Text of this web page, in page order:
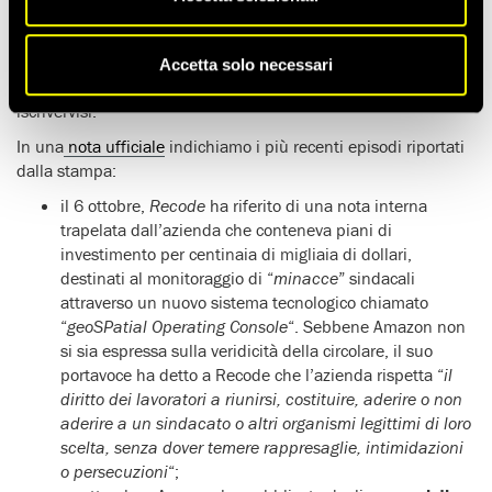
Accetta solo necessari
sindacale, ha chiesto all’azienda di e-commerce, in occasione
Amazon Prime Dayiniziato ieri, dirispettare i diritti dei
iscrivervisi.
In una nota ufficiale indichiamo i più recenti episodi riportati
dalla stampa:
il 6 ottobre, Recode ha riferito di una nota interna
trapelata dall’azienda che conteneva piani di
investimento per centinaia di migliaia di dollari,
destinati al monitoraggio di “minacce” sindacali
attraverso un nuovo sistema tecnologico chiamato
“geoSPatial Operating Console“. Sebbene Amazon non
si sia espressa sulla veridicità della circolare, il suo
portavoce ha detto a Recode che l’azienda rispetta “il
diritto dei lavoratori a riunirsi, costituire, aderire o non
aderire a un sindacato o altri organismi legittimi di loro
scelta, senza dover temere rappresaglie, intimidazioni
o persecuzioni“;